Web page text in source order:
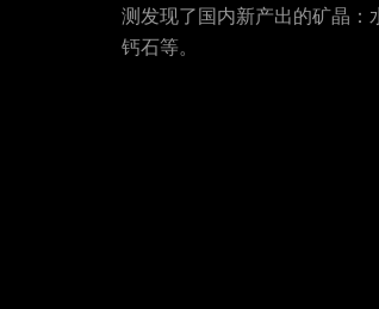
测发现了国内新产出的矿晶：
钙石等。